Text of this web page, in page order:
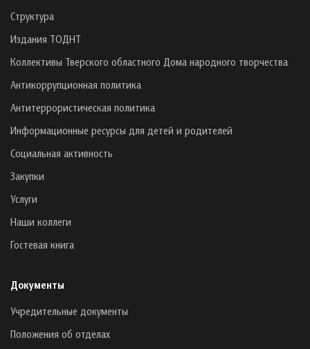
Структура
Издания ТОДНТ
Коллективы Тверского областного Дома народного творчества
Антикоррупционная политика
Антитеррористическая политика
Информационные ресурсы для детей и родителей
Социальная активность
Закупки
Услуги
Наши коллеги
Гостевая книга
Документы
Учредительные документы
Положения об отделах